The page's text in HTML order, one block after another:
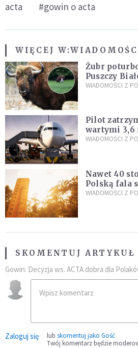
acta
#gowin o acta
WIĘCEJ W:
Żubr
Puszczy
daje do
WIADOMOŚCI Z
Pilot
wartymi 3,6
Śledczy
WIADOMOŚCI Z
Nawet 40
Polską fala
gwałtowne
WIADOMOŚCI Z
SKOMENTUJ ARTYKUŁ
Gowin: Decyzja ws. ACTA dobra dla
Zaloguj się lub skomentuj jako Gość
Twój komentarz będzie